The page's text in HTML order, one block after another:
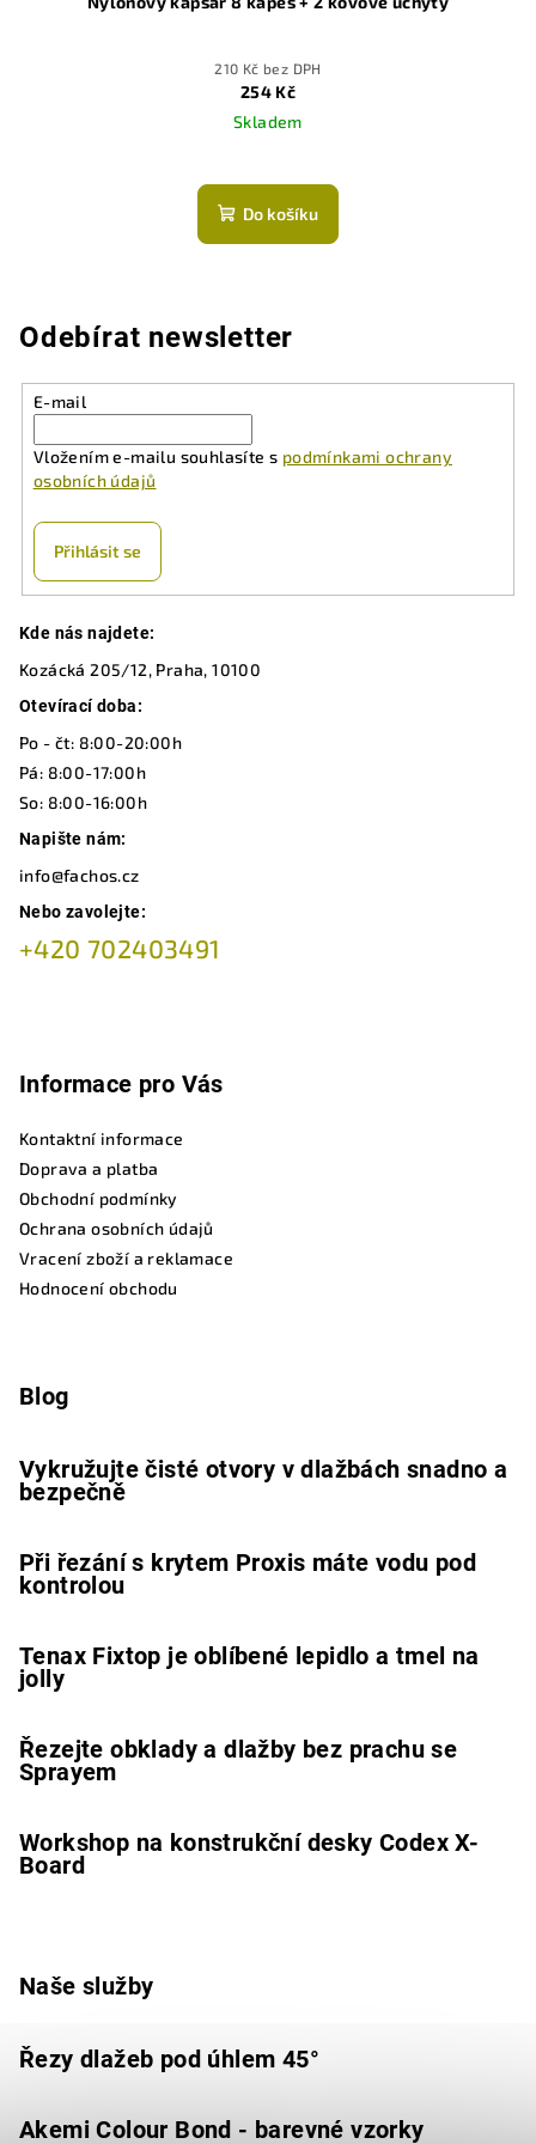
210 Kč bez DPH
254 Kč
Skladem
Do košíku
Odebírat newsletter
E-mail
Vložením e-mailu souhlasíte s podmínkami ochrany
osobních údajů
Přihlásit se
Kde nás najdete:
Kozácká 205/12, Praha, 10100
Otevírací doba:
Po - čt: 8:00-20:00h
Pá: 8:00-17:00h
So: 8:00-16:00h
Napište nám:
info@fachos.cz
Nebo zavolejte:
+420 702403491
Informace pro Vás
Kontaktní informace
Doprava a platba
Obchodní podmínky
Ochrana osobních údajů
Vracení zboží a reklamace
Hodnocení obchodu
Blog
Vykružujte čisté otvory v dlažbách snadno a
bezpečně
Při řezání s krytem Proxis máte vodu pod
kontrolou
Tenax Fixtop je oblíbené lepidlo a tmel na
jolly
Řezejte obklady a dlažby bez prachu se
Sprayem
Workshop na konstrukční desky Codex X-
Board
Naše služby
Řezy dlažeb pod úhlem 45°
Akemi Colour Bond - barevné vzorky